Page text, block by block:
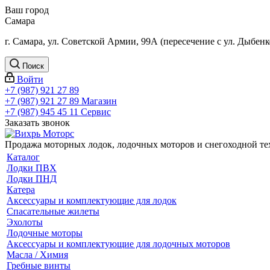
Ваш город
Самара
г. Самара, ул. Советской Армии, 99А (пересечение с ул.
Поиск
Войти
+7 (987) 921 27 89
+7 (987) 921 27 89 Магазин
+7 (987) 945 45 11 Сервис
Заказать звонок
Продажа моторных лодок, лодочных моторов и снегоходной
Каталог
Лодки ПВХ
Лодки ПНД
Катера
Аксессуары и комплектующие для лодок
Спасательные жилеты
Эхолоты
Лодочные моторы
Аксессуары и комплектующие для лодочных моторов
Масла / Химия
Гребные винты